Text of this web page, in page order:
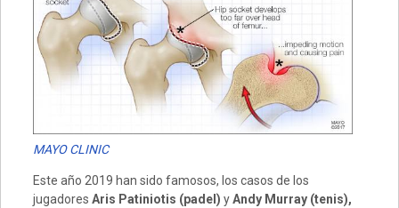
MAYO CLINIC
Este año 2019 han sido famosos, los casos de los
jugadores Aris Patiniotis (padel) yAndy Murray (tenis),